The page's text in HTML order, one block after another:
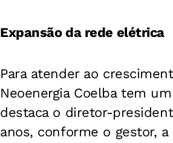
Expansão da rede elétrica
Para atender ao
Neoenergia Coelba tem
destaca o diretor-
anos, conforme o gestor,